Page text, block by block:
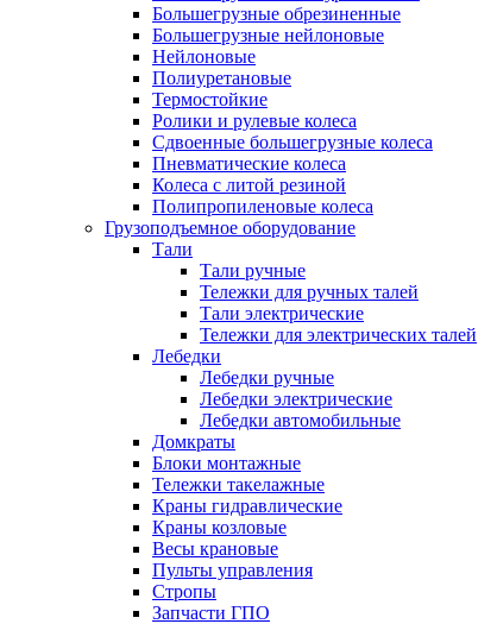
Большегрузные обрезиненные
Большегрузные нейлоновые
Нейлоновые
Полиуретановые
Термостойкие
Ролики и рулевые колеса
Сдвоенные большегрузные колеса
Пневматические колеса
Колеса с литой резиной
Полипропиленовые колеса
Грузоподъемное оборудование
Тали
Тали ручные
Тележки для ручных талей
Тали электрические
Тележки для электрических талей
Лебедки
Лебедки ручные
Лебедки электрические
Лебедки автомобильные
Домкраты
Блоки монтажные
Тележки такелажные
Краны гидравлические
Краны козловые
Весы крановые
Пульты управления
Стропы
Запчасти ГПО